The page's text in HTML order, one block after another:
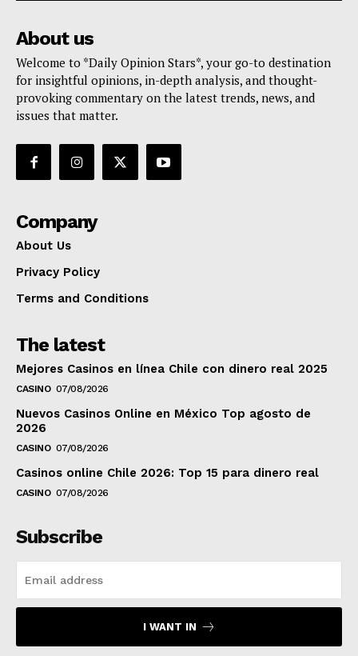
About us
Welcome to *Daily Opinion Stars*, your go-to destination
for insightful opinions, in-depth analysis, and thought-
provoking commentary on the latest trends, news, and
issues that matter.
Company
About Us
Privacy Policy
Terms and Conditions
The latest
Mejores Casinos en línea Chile con dinero real 2025
CASINO 07/08/2026
Nuevos Casinos Online en México Top agosto de
2026
CASINO 07/08/2026
Casinos online Chile 2026: Top 15 para dinero real
CASINO 07/08/2026
Subscribe
I WANT IN